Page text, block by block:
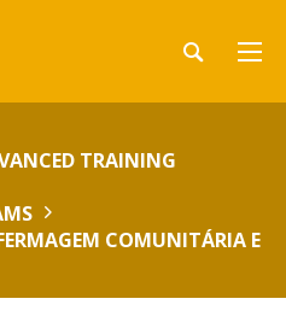
TRAINING
COMUNITÁRIA E